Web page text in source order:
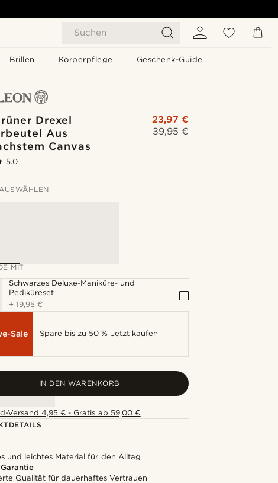
Suchen
Brillen Körperpflege Geschenk-Guide
Drexel
Aus
Canvas
39,95 €
23,97 €
5.0
MIT
Schwarzes Deluxe-Maniküre- und
Pediküreset
+19,95 €
Sale Spare bis zu 50 % Jetzt kaufen
IN DEN WARENKORB
Versand 4,95 € - Gratis ab 59,00 €
und leichtes Material für den Alltag
Qualität für dauerhaftes Vertrauen